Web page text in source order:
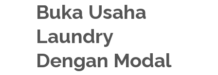
Buka Usaha
Laundry
Dengan Modal